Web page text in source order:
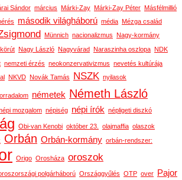
Sándor március Márki-Zay Márki-Zay Péter Másfélmillió
második világháború média Mézga család
Münnich nacionalizmus Nagy-kormány
Nagy László Nagyvárad Naraszinha oszlopa NDK
nemzeti érzés neokonzervativizmus nevetés kultúrája
NKVD Novák Tamás NSZK nyilasok
németek Németh László
mozgalom népiség népi írók népligeti diszkó
Obi-van Kenobi október 23. olajmaffia olaszok
Orbán Orbán-kormány orbán-rendszer:
Origo Orosháza oroszok
polgárháború Országgyűlés OTP over
Pajor